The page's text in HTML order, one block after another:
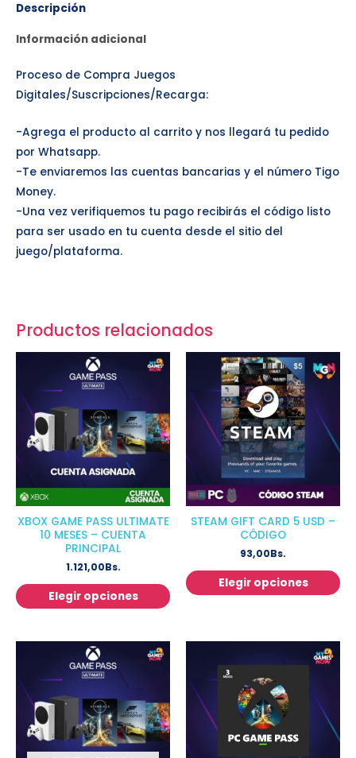
Descripción
Información adicional
Proceso de Compra Juegos
Digitales/Suscripciones/Recarga:
-Agrega el producto al carrito y nos llegará tu pedido
por Whatsapp.
-Te enviaremos las cuentas bancarias y el número Tigo
Money.
-Una vez verifiquemos tu pago recibirás el código listo
para ser usado en tu cuenta desde el sitio del
juego/plataforma.
Productos relacionados
XBOX GAME PASS ULTIMATE
10 MESES – CUENTA
PRINCIPAL
1.121,00Bs.
Elegir opciones
STEAM GIFT CARD 5 USD –
CÓDIGO
93,00Bs.
Elegir opciones